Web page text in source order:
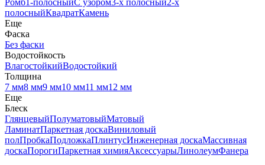
Ромб1-полосныйС узором3-х полосный2-х
полосныйКвадратКамень
Еще
Фаска
Без фаски
Водостойкость
ВлагостойкийВодостойкий
Толщина
7 мм8 мм9 мм10 мм11 мм12 мм
Еще
Блеск
ГлянцевыйПолуматовыйМатовый
ЛаминатПаркетная доскаВиниловый
полПробкаПодложкаПлинтусИнженерная доскаМассивная
доскаПорогиПаркетная химияАксессуарыЛинолеумФанера